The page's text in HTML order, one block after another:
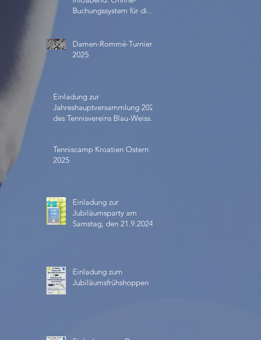
Buchungssystem für die
Damen-Rommé-Turnier
2025
Einladung zur
Jahreshauptversammlung 2024
des Tennisvereins Blau-Weiss
Tenniscamp Kroatien Ostern
2025
Einladung zur
Jubiläumsparty am
Samstag, den 21.9.2024
Einladung zum
Jubiläumsfrühshoppen